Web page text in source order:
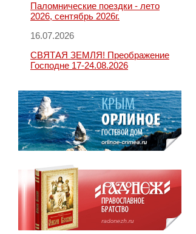
Паломнические поездки - лето
2026, сентябрь 2026г.
16.07.2026
СВЯТАЯ ЗЕМЛЯ! Преображение
Господне 17-24.08.2026